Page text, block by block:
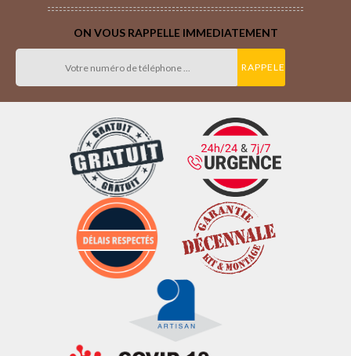
ON VOUS RAPPELLE IMMEDIATEMENT